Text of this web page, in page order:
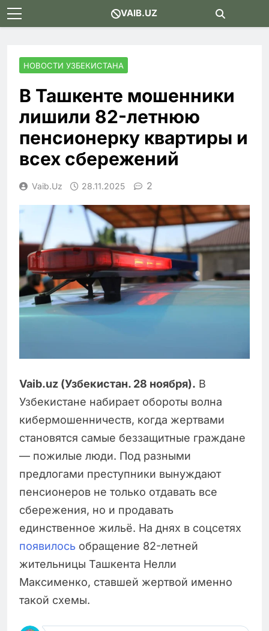
Skip
to
VAIB.UZ
НОВОСТИ УЗБЕКИСТАНА
В Ташкенте мошенники
лишили 82-летнюю
пенсионерку квартиры и
всех сбережений
Vaib.uz 28.11.2025 2
Vaib.uz (Узбекистан. 28 ноября). В
Узбекистане набирает обороты волна
кибермошенничеств, когда жертвами
становятся самые беззащитные граждане
— пожилые люди. Под разными
предлогами преступники вынуждают
пенсионеров не только отдавать все
сбережения, но и продавать
единственное жильё. На днях в соцсетях
появилось обращение 82-летней
жительницы Ташкента Нелли
Максименко, ставшей жертвой именно
такой схемы.